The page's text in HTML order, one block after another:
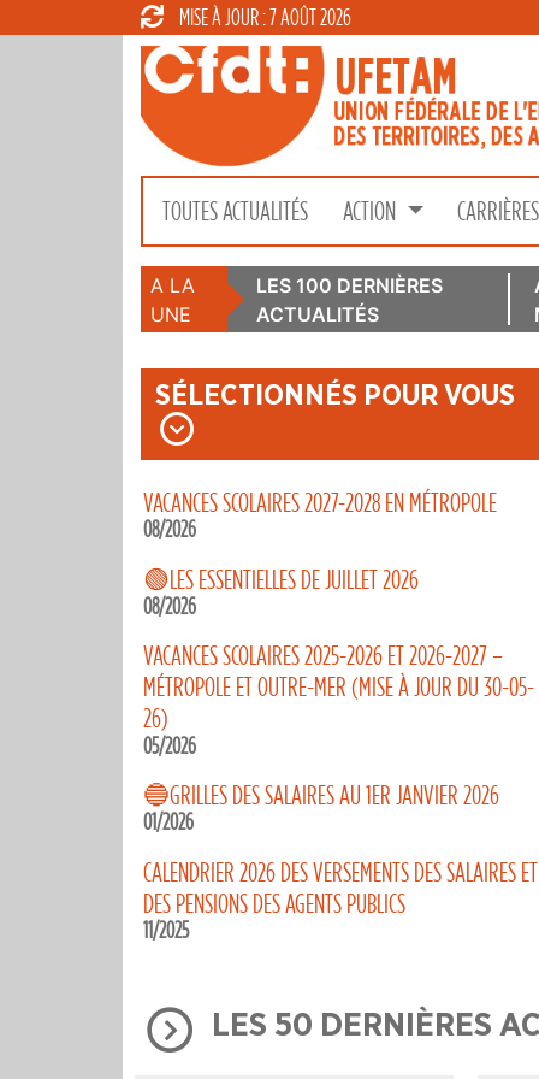
MISE À JOUR : 7 AOÛT 2026
TOUTES ACTUALITÉS ACTION
A LA
UNE
LES 100 DERNIÈRES
ACTUALITÉS
SÉLECTIONNÉS POUR VOUS
VACANCES SCOLAIRES 2027-2028 EN MÉTROPOLE
08/2026
🟢LES ESSENTIELLES DE JUILLET 2026
08/2026
VACANCES SCOLAIRES 2025-2026 ET 2026-2027 –
MÉTROPOLE ET OUTRE-MER (MISE À JOUR DU 30-05-
26)
05/2026
🔵GRILLES DES SALAIRES AU 1ER JANVIER 2026
01/2026
CALENDRIER 2026 DES VERSEMENTS DES SALAIRES ET
DES PENSIONS DES AGENTS PUBLICS
11/2025
LES 50 DERNIÈRES